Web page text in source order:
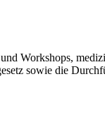
Workshops,
sowie die